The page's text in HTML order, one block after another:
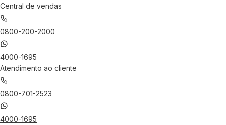
Central de vendas
0800-200-2000
4000-1695
Atendimento ao cliente
0800-701-2523
4000-1695